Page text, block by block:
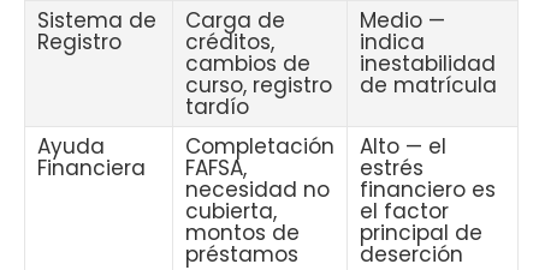
Sistema de
Registro
Carga de
créditos,
cambios de
curso, registro
tardío
Medio —
indica
inestabilidad
de matrícula
Ayuda
Financiera
Completación
FAFSA,
necesidad no
cubierta,
montos de
préstamos
Alto — el
estrés
financiero es
el factor
principal de
deserción